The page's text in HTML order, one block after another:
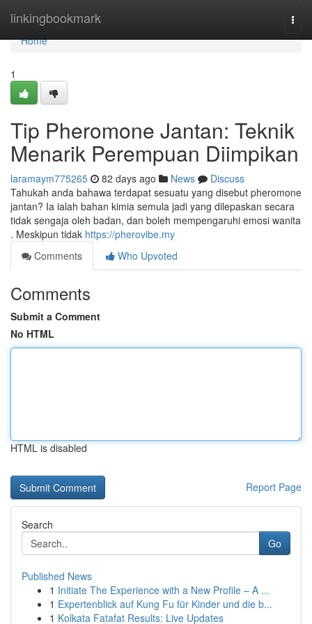
linkingbookmark
Home
Home
1
Tip Pheromone Jantan: Teknik
Menarik Perempuan Diimpikan
laramaym775265 82 days ago News
Discuss
Tahukah anda bahawa terdapat sesuatu yang disebut pheromone
jantan? Ia ialah bahan kimia semula jadi yang dilepaskan secara
tidak sengaja oleh badan, dan boleh mempengaruhi emosi wanita
. Meskipun tidak https://pherovibe.my
Comments
Who Upvoted
Comments
Submit a Comment
No HTML
HTML is disabled
Report Page
Search
Go
Published News
1 Initiate The Experience with a New Profile – A ...
1 Expertenblick auf Kung Fu für Kinder und die b...
1 Kolkata Fatafat Results: Live Updates